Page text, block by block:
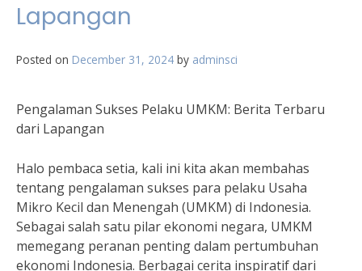
Lapangan
Posted on December 31, 2024 by adminsci
Pengalaman Sukses Pelaku UMKM: Berita Terbaru
dari Lapangan
Halo pembaca setia, kali ini kita akan membahas
tentang pengalaman sukses para pelaku Usaha
Mikro Kecil dan Menengah (UMKM) di Indonesia.
Sebagai salah satu pilar ekonomi negara, UMKM
memegang peranan penting dalam pertumbuhan
ekonomi Indonesia. Berbagai cerita inspiratif dari